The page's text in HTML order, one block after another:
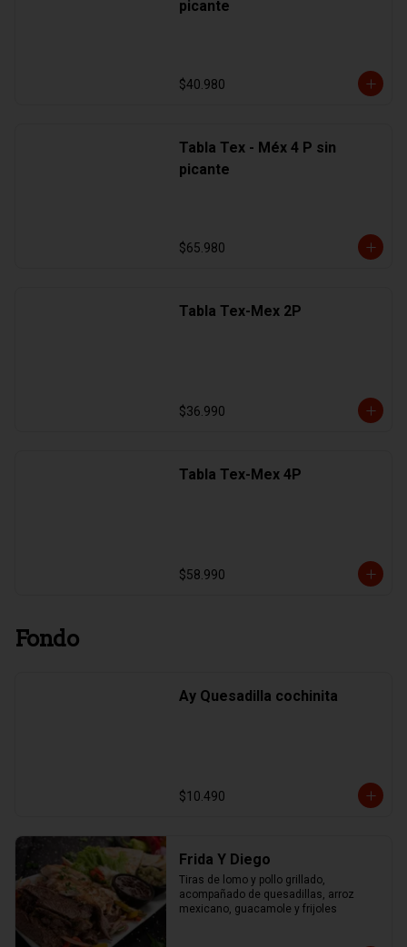
picante
$40.980
Tabla Tex - Méx 4 P sin
picante
$65.980
Tabla Tex-Mex 2P
$36.990
Tabla Tex-Mex 4P
$58.990
Fondo
Ay Quesadilla cochinita
$10.490
Frida Y Diego
Tiras de lomo y pollo grillado,
acompañado de quesadillas, arroz
mexicano, guacamole y frijoles